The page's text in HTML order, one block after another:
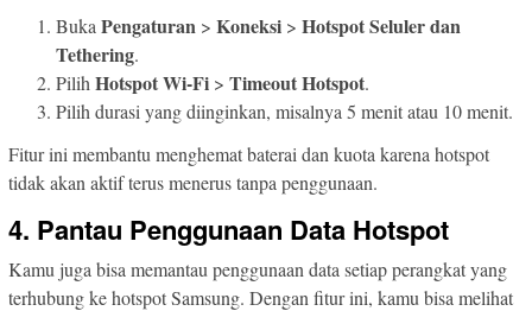
Buka Pengaturan > Koneksi > Hotspot Seluler dan
Tethering.
Pilih Hotspot Wi-Fi > Timeout Hotspot.
Pilih durasi yang diinginkan, misalnya 5 menit atau 10 menit.
Fitur ini membantu menghemat baterai dan kuota karena hotspot
tidak akan aktif terus menerus tanpa penggunaan.
4. Pantau Penggunaan Data Hotspot
Kamu juga bisa memantau penggunaan data setiap perangkat yang
terhubung ke hotspot Samsung. Dengan fitur ini, kamu bisa melihat